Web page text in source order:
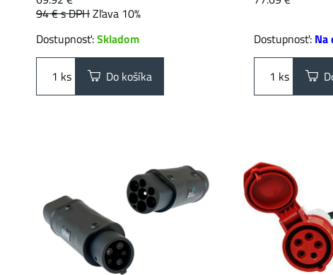
94 €s DPHZľava 10%
Dostupnosť:Skladom
ks Do košíka
Dostupnosť: Na
ks